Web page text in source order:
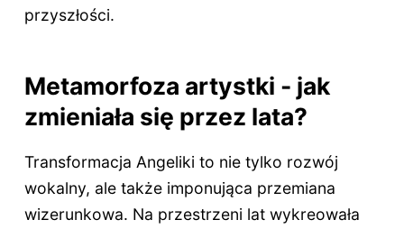
przyszłości.
Metamorfoza artystki - jak
zmieniała się przez lata?
Transformacja Angeliki to nie tylko rozwój
wokalny, ale także imponująca przemiana
wizerunkowa. Na przestrzeni lat wykreowała